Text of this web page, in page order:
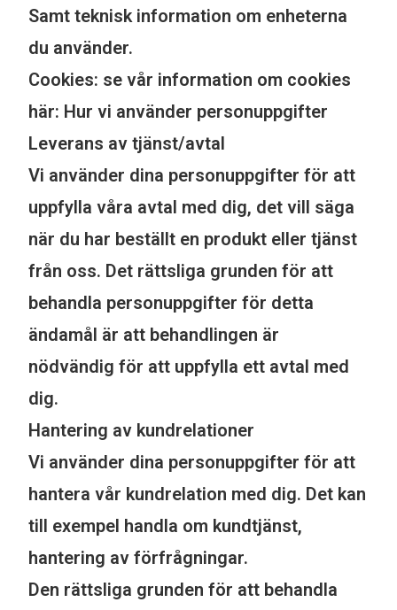
Samt teknisk information om enheterna
du använder.
Cookies: se vår information om cookies
här: Hur vi använder personuppgifter
Leverans av tjänst/avtal
Vi använder dina personuppgifter för att
uppfylla våra avtal med dig, det vill säga
när du har beställt en produkt eller tjänst
från oss. Det rättsliga grunden för att
behandla personuppgifter för detta
ändamål är att behandlingen är
nödvändig för att uppfylla ett avtal med
dig.
Hantering av kundrelationer
Vi använder dina personuppgifter för att
hantera vår kundrelation med dig. Det kan
till exempel handla om kundtjänst,
hantering av förfrågningar.
Den rättsliga grunden för att behandla